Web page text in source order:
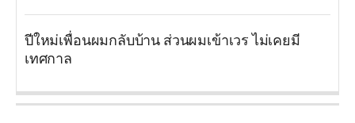
ปีใหม่เพื่อนผมกลับบ้าน ส่วนผมเข้าเวร ไม่เคยมี
เทศกาล